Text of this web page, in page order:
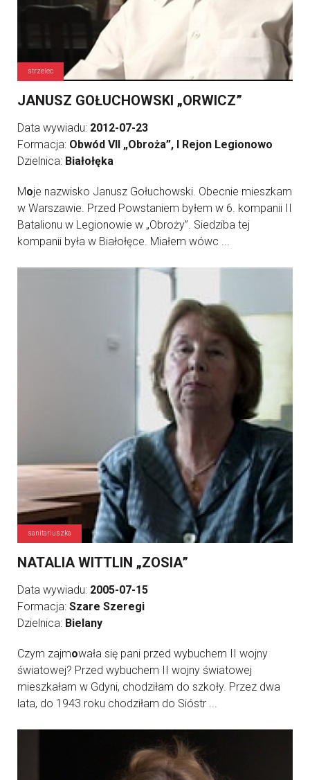
strzelec
JANUSZ GOŁUCHOWSKI „ORWICZ”
Data wywiadu: 2012-07-23
Formacja: Obwód VII „Obroża”, I Rejon Legionowo
Dzielnica: Białołęka
Moje nazwisko Janusz Gołuchowski. Obecnie mieszkam
w Warszawie. Przed Powstaniem byłem w 6. kompanii II
Batalionu w Legionowie w „Obroży”. Siedziba tej
kompanii była w Białołęce. Miałem wówc ...
sanitariuszka
NATALIA WITTLIN „ZOSIA”
Data wywiadu: 2005-07-15
Formacja: Szare Szeregi
Dzielnica: Bielany
Czym zajmowała się pani przed wybuchem II wojny
światowej? Przed wybuchem II wojny światowej
mieszkałam w Gdyni, chodziłam do szkoły. Przez dwa
lata, do 1943 roku chodziłam do Sióstr ...